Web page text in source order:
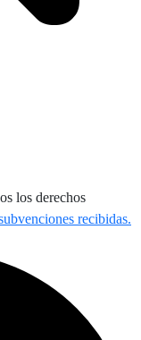
los derechos
recibidas.